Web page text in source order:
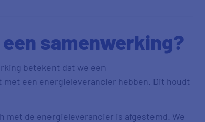
samenwerking?
betekent dat we een
een energieleverancier hebben. Dit houdt
met de energieleverancier is afgestemd. We